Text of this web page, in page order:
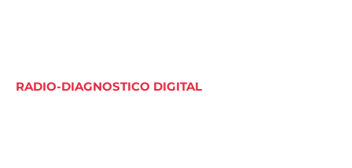
RADIO-DIAGNOSTICO DIGITAL